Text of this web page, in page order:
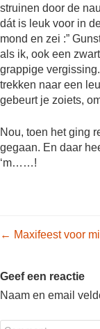
struinen door de
dát is leuk voor in
mond en zei :”
als ik, ook een
grappige
trekken naar een
gebeurt je zoiets,
Nou, toen het ging
gegaan. En daar
‘m……!
Post
← Maxifeest voor
Geef een reactie
Naam en email